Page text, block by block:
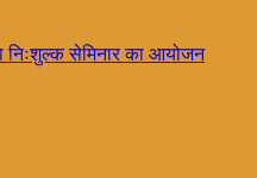
निःशुल्क सेमिनार का आयोजन